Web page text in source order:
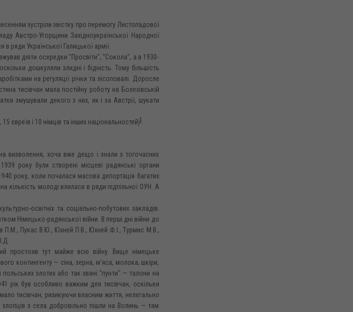
зустріли звістку про перемогу Листопадової
Австро-Угорщини Західноукраїнської Народної
ряди Української Галицької армії.
діяти осередки "Просвіти", "Сокола", а в 1930-
дошкуляли злидні і бідність. Тому більшість
на регуляції річки та лісоповалі. Доросле
тисівчан мала постійну роботу на Болехівській
змушували декого з них, як і за Австрії, шукати
, 15 євреїв і 10 німців та інших національностей)]
визволення, хоча вже дещо і знали з тогочасних
року були створені місцеві радянські органи
року, коли почалася масова депортація багатих
кількість молоді влилася в ряди підпільної ОУН. А
освітніх та соціально-побутових закладів.
Німецько-радянської війни. В перші дні війни до
П.М., Пукас В.Ю., Юхней П.В., Юхней Ф.І., Турмис М.В.,
простояв тут майже всю війну. Вище німецьке
контингенту — сіна, зерна, м'яса, молока, шкіри,
польських злотих або так звані "пунти" — талони на
рік був особливо важким для тисівчан, оскільки
тисівчан, ризикуючи власним життя, нелегально
з села добровільно пішли на Волинь — там